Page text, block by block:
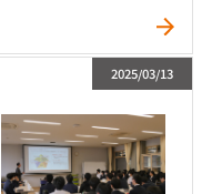
2025/03/13